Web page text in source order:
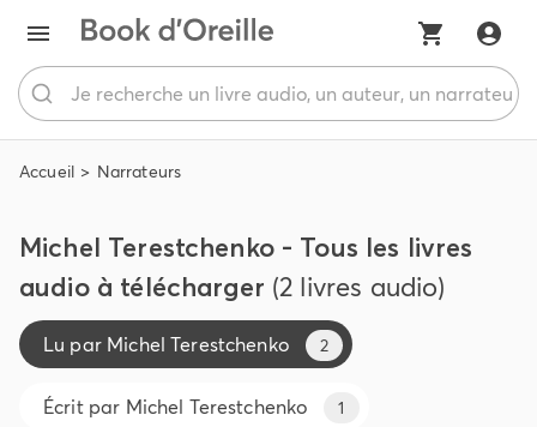
Accueil Narrateurs
Michel Terestchenko - Tous les livres
audio à télécharger (2 livres audio)
Lu par Michel Terestchenko 2
Écrit par Michel Terestchenko 1